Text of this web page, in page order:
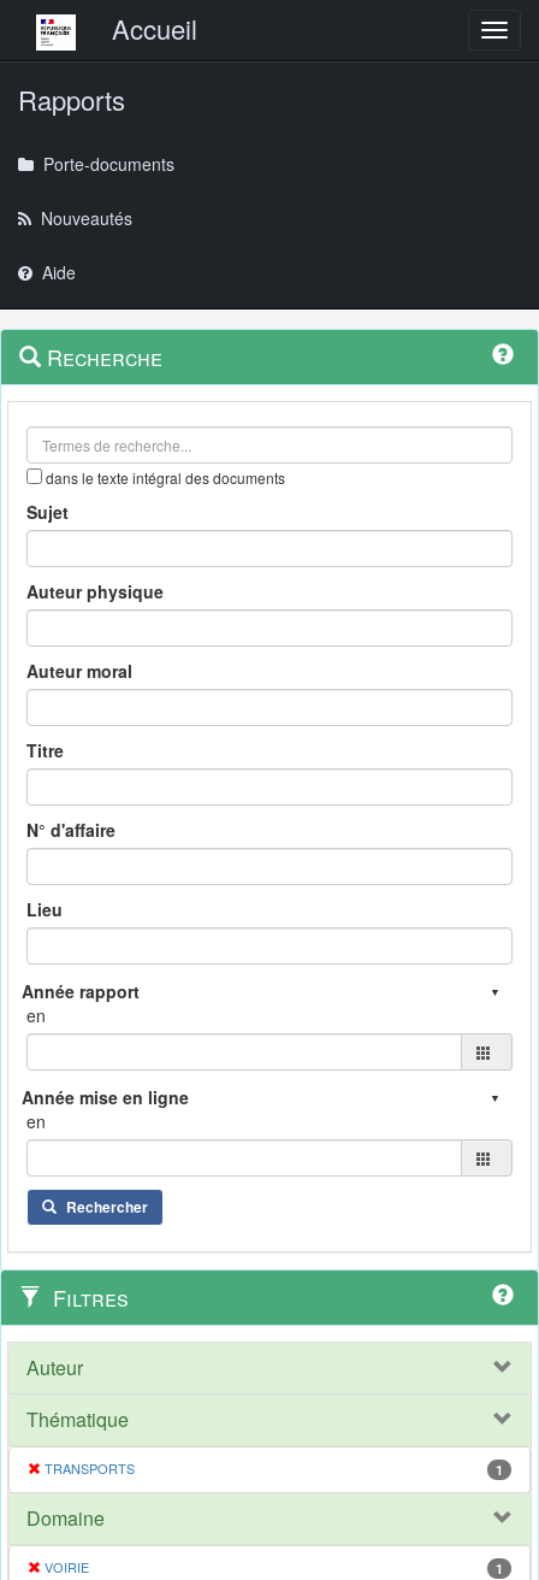
Menu principalAccueil
Rapports
Porte-documents
Nouveautés
Aide
Navigation
outils
Menu
contextuel
Recherche
dans le texte intégral des documents
Sujet
Auteur physique
Auteur moral
Titre
N° d'affaire
Lieu
en
en
Rechercher
Filtres
Auteur
Thématique
TRANSPORTS 1
Domaine
VOIRIE 1